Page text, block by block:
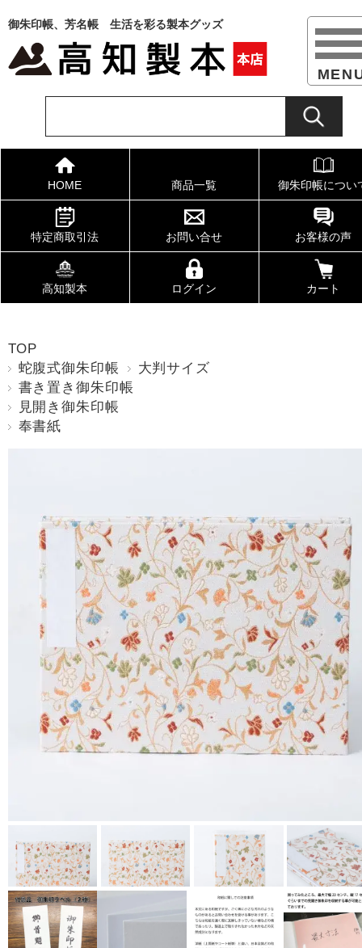
御朱印帳、芳名帳 生活を彩る製本グッズ
HOME 商品一覧 御朱印帳につい
特定商取引法 お問い合せ お客様の声
高知製本 ログイン カート
TOP
蛇腹式御朱印帳
大判サイズ
書き置き御朱印帳
見開き御朱印帳
奉書紙